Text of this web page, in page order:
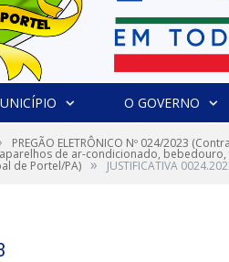
O GOVERNO
PREGÃO ELETRÔNICO Nº 024/2023
de ar-condicionado,
de Portel/PA) » JUSTIFICATIVA